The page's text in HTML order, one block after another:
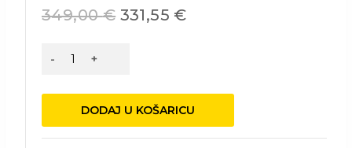
349,00€ 331,55 €
KING
3000N
DODAJ U KOŠARICU